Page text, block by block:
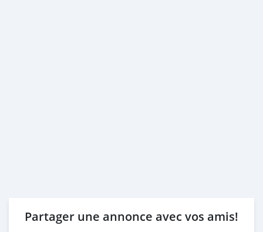
Partager une annonce avec vos amis!